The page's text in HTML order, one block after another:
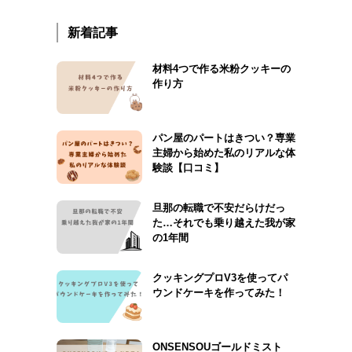
新着記事
材料4つで作る米粉クッキーの
作り方
パン屋のパートはきつい？専業
主婦から始めた私のリアルな体
験談【口コミ】
旦那の転職で不安だらけだっ
た…それでも乗り越えた我が家
の1年間
クッキングプロV3を使ってパ
ウンドケーキを作ってみた！
ONSENSOUゴールドミスト